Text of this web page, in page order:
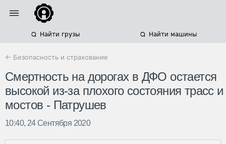
Найти грузы Найти машины
← Безопасность и страхование
Смертность на дорогах в ДФО остается
высокой из-за плохого состояния трасс и
мостов - Патрушев
10:40, 24 Сентября 2020